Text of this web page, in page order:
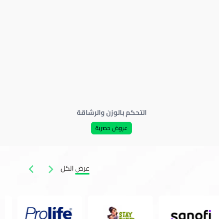
التحكم بالوزن والرشاقة
عروض حصرية
عرض الكل